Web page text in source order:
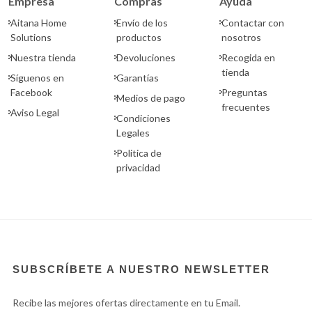
Aitana Home
Solutions
Nuestra tienda
Síguenos en
Facebook
Aviso Legal
Envío de los
productos
Devoluciones
Garantías
Medios de pago
Condiciones
Legales
Politica de
privacidad
Contactar con
nosotros
Recogida en
tienda
Preguntas
frecuentes
SUBSCRÍBETE A NUESTRO NEWSLETTER
Recibe las mejores ofertas directamente en tu Email.